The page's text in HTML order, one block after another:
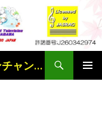
テレビ猪名川コミュニケーションチャンネル